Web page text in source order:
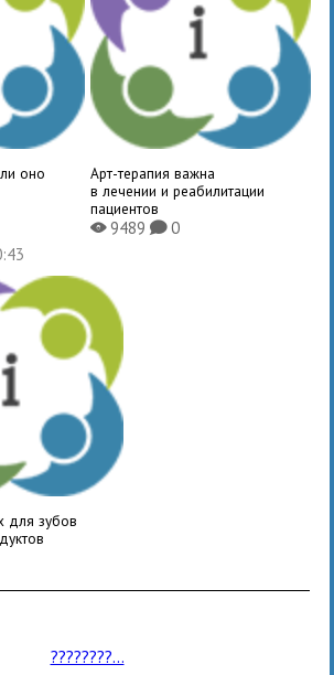
оно
Арт-терапия важна
в лечении и реабилитации
пациентов
X9489 K0
для зубов
????????...